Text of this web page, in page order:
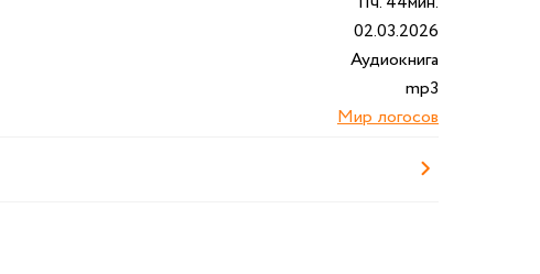
02.03.2026
Аудиокнига
mp3
Мир логосов